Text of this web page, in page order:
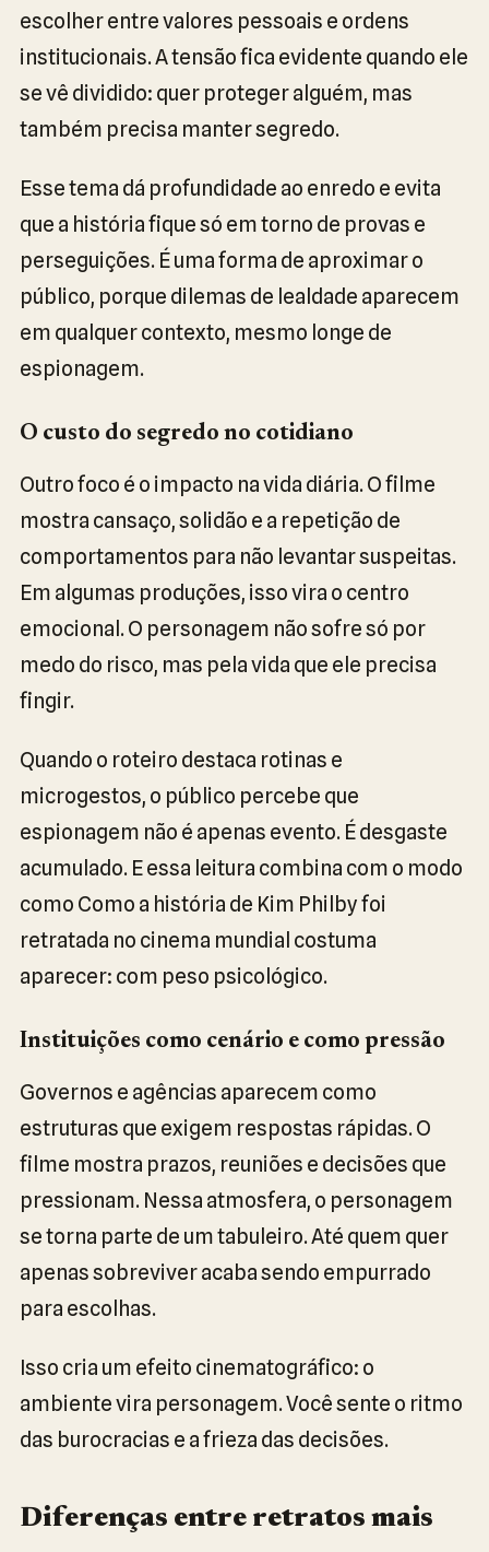
escolher entre valores pessoais e ordens
institucionais. A tensão fica evidente quando ele
se vê dividido: quer proteger alguém, mas
também precisa manter segredo.
Esse tema dá profundidade ao enredo e evita
que a história fique só em torno de provas e
perseguições. É uma forma de aproximar o
público, porque dilemas de lealdade aparecem
em qualquer contexto, mesmo longe de
espionagem.
O custo do segredo no cotidiano
Outro foco é o impacto na vida diária. O filme
mostra cansaço, solidão e a repetição de
comportamentos para não levantar suspeitas.
Em algumas produções, isso vira o centro
emocional. O personagem não sofre só por
medo do risco, mas pela vida que ele precisa
fingir.
Quando o roteiro destaca rotinas e
microgestos, o público percebe que
espionagem não é apenas evento. É desgaste
acumulado. E essa leitura combina com o modo
como Como a história de Kim Philby foi
retratada no cinema mundial costuma
aparecer: com peso psicológico.
Instituições como cenário e como pressão
Governos e agências aparecem como
estruturas que exigem respostas rápidas. O
filme mostra prazos, reuniões e decisões que
pressionam. Nessa atmosfera, o personagem
se torna parte de um tabuleiro. Até quem quer
apenas sobreviver acaba sendo empurrado
para escolhas.
Isso cria um efeito cinematográfico: o
ambiente vira personagem. Você sente o ritmo
das burocracias e a frieza das decisões.
Diferenças entre retratos mais